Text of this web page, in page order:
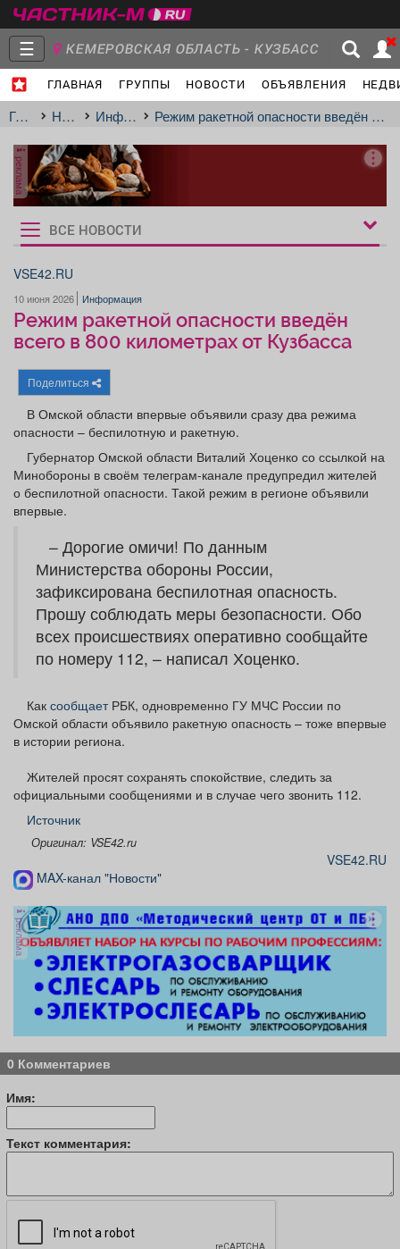
☰ КЕМЕРОВСКАЯ ОБЛАСТЬ - КУЗБАСС
ГЛАВНАЯ ГРУППЫ НОВОСТИ ОБЪЯВЛЕНИЯ
Главная
Группы
Объявления Недвижимость Услуги
Работа Транспорт Компании
Афиша Обучение Проекты
Товары
ТВ программа Я - пенсионер
ГлавнаяНовостиИнформация Режим ракетной опасности введён всего в 800 километрах от Кузбасса
реклама
Рукбрики
новостей
ВСЕ НОВОСТИ
VSE42.RU
10 июня 2026 Информация
Режим ракетной опасности введён
всего в 800 километрах от Кузбасса
Поделиться
В Омской области впервые объявили сразу два режима
опасности – беспилотную и ракетную.
Губернатор Омской области Виталий Хоценко со ссылкой на
Минобороны в своём телеграм-канале предупредил жителей
о беспилотной опасности. Такой режим в регионе объявили
впервые.
– Дорогие омичи! По данным
Министерства обороны России,
зафиксирована беспилотная опасность.
Прошу соблюдать меры безопасности. Обо
всех происшествиях оперативно сообщайте
по номеру 112, – написал Хоценко.
Как сообщаетРБК, одновременно ГУ МЧС России по
Омской области объявило ракетную опасность – тоже впервые
в истории региона.
Жителей просят сохранять спокойствие, следить за
официальными сообщениями и в случае чего звонить 112.
Источник
Оригинал: VSE42.ru
VSE42.RU
MAX-канал "Новости"
реклама
0 Комментариев
Имя:
Текст комментария: